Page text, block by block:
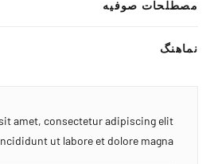
مصطلحات صوفیه
نماهنگ
amet, consectetur adipiscing elit
ut labore et dolore magna